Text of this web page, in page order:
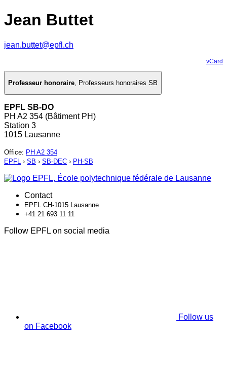
Jean Buttet
jean.buttet@epfl.ch
vCard
Professeur honoraire, Professeurs honoraires SB
EPFL SB-DO
PH A2 354 (Bâtiment PH)
Station 3
1015 Lausanne
Office: PH A2 354
EPFL › SB › SB-DEC › PH-SB
Contact
EPFL CH-1015 Lausanne
+41 21 693 11 11
Follow EPFL on social media
Follow us
on Facebook